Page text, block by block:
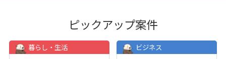
ピックアップ案件
暮らし・生活
ビジネス